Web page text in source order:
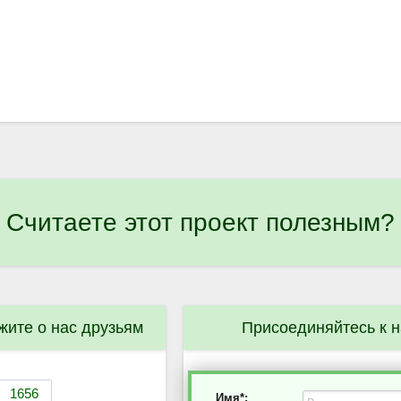
Считаете этот проект полезным?
о нас друзьям Присоединяйтесь к
Имя*: